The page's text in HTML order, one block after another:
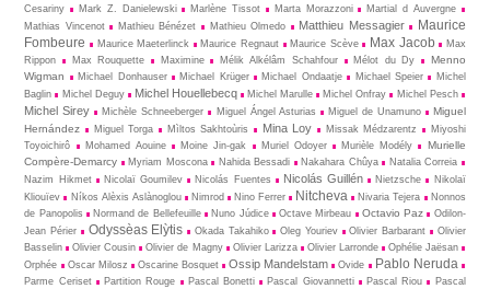
Cesariny
Mark Z. Danielewski Marlène Tissot Marta Morazzoni
Martial d Auvergne
Mathias Vincenot
Mathieu Bénézet Mathieu Olmedo Matthieu Messagier
Maurice
Fombeure
Maurice Maeterlinck Maurice Regnaut Maurice Scève Max Jacob
Max
Rippon
Max Rouquette Maximine Mélik Alkélâm Schahfour Mélot du Dy
Menno
Wigman
Michael Donhauser Michael Krüger Michael Ondaatje Michael Speier
Michel
Baglin
Michel Deguy Michel Houellebecq Michel Marulle Michel Onfray Michel Pesch
Michel Sirey Michèle Schneeberger Miguel Ángel Asturias Miguel de Unamuno
Miguel
Hernández
Miguel Torga Mìltos Sakhtoùris Mina Loy Missak Médzarentz
Miyoshi
Toyoichirô
Mohamed Aouine Moine Jin-gak Muriel Odoyer Murièle Modély
Murielle
Compère-Demarcy
Myriam Moscona Nahida Bessadi Nakahara Chûya
Natalia Correia
Nazim Hikmet
Nicolaï Goumilev Nicolás Fuentes Nicolás Guillén Nietz­sche
Nikolaï
Kliouïev
Níkos Alèxis Aslànoglou Nimrod Nino Ferrer Nitcheva Nivaria Tejera
Nonnos
de Panopolis
Normand de Bellefeuille Nuno Júdice Octave Mirbeau Octavio Paz
Odilon-
Jean Périer
Odyssèas Elỳtis Okada Takahiko Oleg Youriev Olivier Barbarant
Olivier
Basselin
Olivier Cousin Olivier de Magny Olivier Larizza Olivier Larronde
Ophélie Jaësan
Orphée
Oscar Milosz Oscarine Bosquet Ossip Mandelstam Ovide Pablo Neruda
Parme Ceriset Partition Rouge Pascal Bonetti Pascal Giovannetti Pascal Riou
Pascal